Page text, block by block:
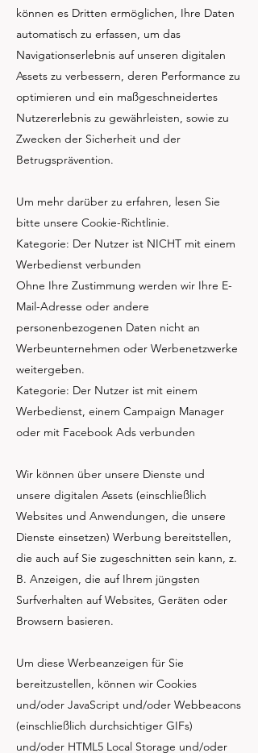
können es Dritten ermöglichen, Ihre Daten
automatisch zu erfassen, um das
Navigationserlebnis auf unseren digitalen
Assets zu verbessern, deren Performance zu
optimieren und ein maßgeschneidertes
Nutzererlebnis zu gewährleisten, sowie zu
Zwecken der Sicherheit und der
Betrugsprävention.
Um mehr darüber zu erfahren, lesen Sie
bitte unsere Cookie-Richtlinie.
Kategorie: Der Nutzer ist NICHT mit einem
Werbedienst verbunden
Ohne Ihre Zustimmung werden wir Ihre E-
Mail-Adresse oder andere
personenbezogenen Daten nicht an
Werbeunternehmen oder Werbenetzwerke
weitergeben.
Kategorie: Der Nutzer ist mit einem
Werbedienst, einem Campaign Manager
oder mit Facebook Ads verbunden
Wir können über unsere Dienste und
unsere digitalen Assets (einschließlich
Websites und Anwendungen, die unsere
Dienste einsetzen) Werbung bereitstellen,
die auch auf Sie zugeschnitten sein kann, z.
B. Anzeigen, die auf Ihrem jüngsten
Surfverhalten auf Websites, Geräten oder
Browsern basieren.
Um diese Werbeanzeigen für Sie
bereitzustellen, können wir Cookies
und/oder JavaScript und/oder Webbeacons
(einschließlich durchsichtiger GIFs)
und/oder HTML5 Local Storage und/oder